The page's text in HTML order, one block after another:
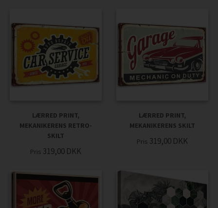
LÆRRED PRINT,
MEKANIKERENS RETRO-
SKILT
Pris 319,00 DKK
LÆRRED PRINT,
MEKANIKERENS SKILT
Pris 319,00 DKK